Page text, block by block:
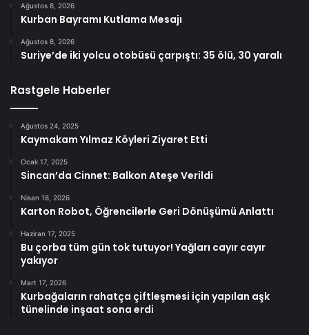
Ağustos 8, 2026
Kurban Bayramı Kutlama Mesajı
Ağustos 8, 2026
Suriye’de iki yolcu otobüsü çarpıştı: 35 ölü, 30 yaralı
Rastgele Haberler
Ağustos 24, 2025
Kaymakam Yılmaz Köyleri Ziyaret Etti
Ocak 17, 2025
Sincan’da Cinnet: Balkon Ateşe Verildi
Nisan 18, 2026
Karton Robot, Öğrencilerle Geri Dönüşümü Anlattı
Haziran 17, 2025
Bu çorba tüm gün tok tutuyor! Yağları cayır cayır
yakıyor
Mart 17, 2026
Kurbağaların rahatça çiftleşmesi için yapılan aşk
tünelinde inşaat sona erdi